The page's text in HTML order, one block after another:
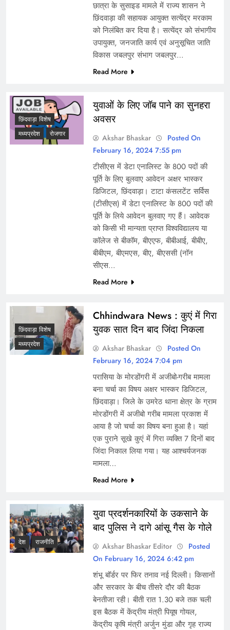
छात्रा के सुसाइड मामले में राज्य शासन ने
छिंदवाड़ा की सहायक आयुक्त सत्येंद्र मरकाम
को निलंबित कर दिया है। सत्येंद्र को संभागीय
उपायुक्त, जनजाति कार्य एवं अनुसूचित जाति
विकास जबलपुर संभाग जबलपुर…
Read More
छिंदवाड़ा विशेष
मध्यप्रदेश
रोजगार
युवाओं के लिए जॉब पाने का सुनहरा
अवसर
Akshar Bhaskar
Posted On
February 16, 2024 7:55 pm
टीसीएस में डेटा एनालिस्ट के 800 पदों की
पूर्ति के लिए बुलवाए आवेदन अक्षर भास्कर
डिजिटल, छिंदवाड़ा। टाटा कंसलटेंट सर्विस
(टीसीएस) में डेटा एनालिस्ट के 800 पदों की
पूर्ति के लिये आवेदन बुलवाए गए हैं। आवेदक
को किसी भी मान्यता प्राप्त विश्वविद्यालय या
कॉलेज से बीकॉम, बीएएफ, बीबीआई, बीबीए,
बीबीएम, बीएमएस, बीए, बीएससी (नॉन
सीएस…
Read More
छिंदवाड़ा विशेष
मध्यप्रदेश
Chhindwara News : कुएं में गिरा
युवक सात दिन बाद जिंदा निकला
Akshar Bhaskar
Posted On
February 16, 2024 7:04 pm
परासिया के मोरडोंगरी में अजीबो-गरीब मामला
बना चर्चा का विषय अक्षर भास्कर डिजिटल,
छिंदवाड़ा। जिले के उमरेठ थाना क्षेत्र के ग्राम
मोरडोंगरी में अजीबो गरीब मामला प्रकाश में
आया है जो चर्चा का विषय बना हुआ है। यहां
एक पुराने सूखे कुएं में गिरा व्यक्ति 7 दिनों बाद
जिंदा निकाल लिया गया। यह आश्चर्यजनक
मामला…
Read More
देश राजनीति
युवा प्रदर्शनकारियों के उकसाने के
बाद पुलिस ने दागे आंसू गैस के गोले
Akshar Bhaskar Editor
Posted
On February 16, 2024 6:42 pm
शंभू बॉर्डर पर फिर तनाव नई दिल्ली। किसानों
और सरकार के बीच तीसरे दौर की बैठक
बेनतीजा रही। बीती रात 1.30 बजे तक चली
इस बैठक में केंद्रीय मंत्री पियूष गोयल,
केंद्रीय कृषि मंत्री अर्जुन मुंडा और गृह राज्य